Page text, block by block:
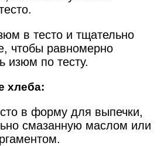
в тесто и тщательно
чтобы равномерно
изюм по тесту.
хлеба:
в форму для выпечки,
смазанную маслом или